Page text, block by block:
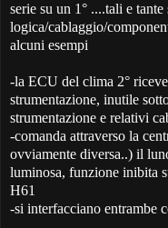
serie su un 1° ....tali e
logica/cablaggio/
alcuni esempi
-la ECU del clima 2°
strumentazione, inutile
strumentazione e relativi
-comanda attraverso la
ovviamente diversa..) il
luminosa, funzione inibita
H61
-si interfacciano entrambe